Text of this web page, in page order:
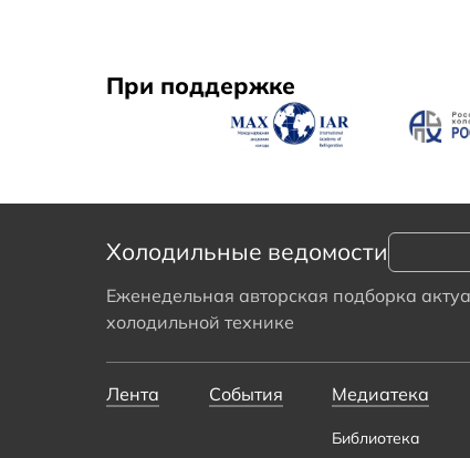
При поддержке
Холодильные ведомости
Еженедельная авторская подборка
холодильной технике
Лента События Медиатека
Библиотека